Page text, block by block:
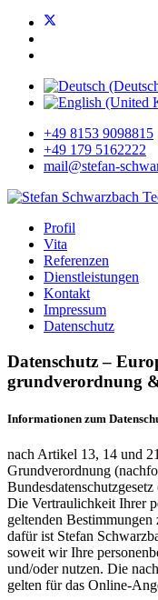
+49 8153 9098815
+49 179 5162222
mail@stefan-
Profil
Vita
Referenzen
Dienstleistungen
Kontakt
Impressum
Datenschutz
Datenschutz –
grundverordnung &
Informationen zum
nach Artikel 13, 14 und
Grundverordnung
Die Vertraulichkeit Ihrer
geltenden
dafür ist Stefan
soweit wir Ihre
und/oder nutzen. Die
gelten für das Online-